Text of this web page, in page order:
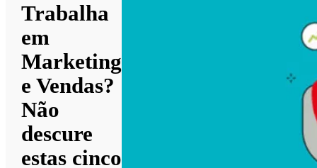
Trabalha
em
Marketing
e Vendas?
Não
descure
estas cinco